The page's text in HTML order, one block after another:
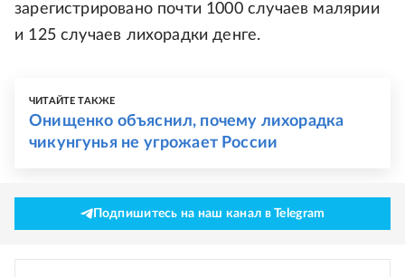
зарегистрировано почти 1000 случаев малярии
и 125 случаев лихорадки денге.
ЧИТАЙТЕ ТАКЖЕ
Онищенко объяснил, почему лихорадка
чикунгунья не угрожает России
Подпишитесь на наш канал в Telegram